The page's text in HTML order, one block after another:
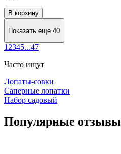
В корзину
Показать еще 40
1 2345...47
Часто ищут
Лопаты-совки
Саперные лопатки
Набор садовый
Популярные отзывы